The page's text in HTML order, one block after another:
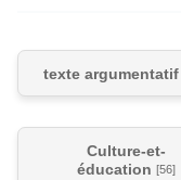
texte argumentatif
Culture-et-
éducation [56]